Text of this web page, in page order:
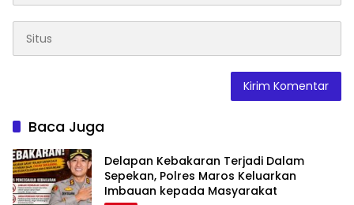
Baca Juga
Delapan Kebakaran Terjadi Dalam
Sepekan, Polres Maros Keluarkan
Imbauan kepada Masyarakat